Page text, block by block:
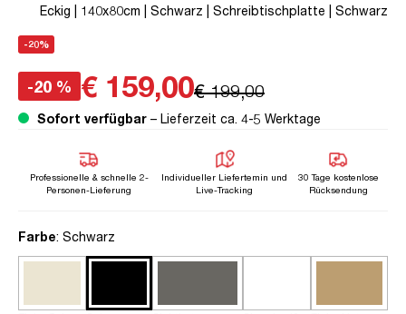
Eckig | 140x80cm | Schwarz | Schreibtischplatte | Schwarz
-20%
-20 % € 159,00€ 199,00
Sofort verfügbar – Lieferzeit ca. 4-5 Werktage
Professionelle & schnelle 2-
Personen-Lieferung
Individueller Liefertemin und
Live-Tracking
30 Tage kostenlose
Rücksendung
Farbeauswählen
: Schwarz